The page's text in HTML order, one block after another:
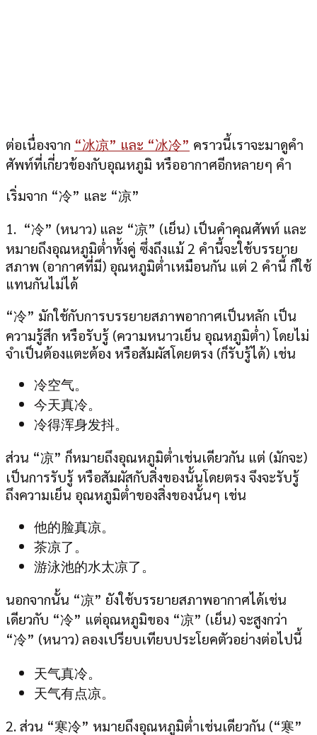
ต่อเนื่องจาก “冰凉” และ “冰冷” คราวนี้เราจะมาดูคำ
ศัพท์ที่เกี่ยวข้องกับอุณหภูมิ หรืออากาศอีกหลายๆ คำ
เริ่มจาก “冷” และ “凉”
1. “冷” (หนาว) และ “凉” (เย็น) เป็นคำคุณศัพท์ และ
หมายถึงอุณหภูมิต่ำทั้งคู่ ซึ่งถึงแม้ 2 คำนี้จะใช้บรรยาย
สภาพ (อากาศที่มี) อุณหภูมิต่ำเหมือนกัน แต่ 2 คำนี้ ก็ใช้
แทนกันไม่ได้
“冷” มักใช้กับการบรรยายสภาพอากาศเป็นหลัก เป็น
ความรู้สึก หรือรับรู้ (ความหนาวเย็น อุณหภูมิต่ำ) โดยไม่
จำเป็นต้องแตะต้อง หรือสัมผัสโดยตรง (ก็รับรู้ได้) เช่น
冷空气。
今天真冷。
冷得浑身发抖。
ส่วน “凉” ก็หมายถึงอุณหภูมิต่ำเช่นเดียวกัน แต่ (มักจะ)
เป็นการรับรู้ หรือสัมผัสกับสิ่งของนั้นโดยตรง จึงจะรับรู้
ถึงความเย็น อุณหภูมิต่ำของสิ่งของนั้นๆ เช่น
他的脸真凉。
茶凉了。
游泳池的水太凉了。
นอกจากนั้น “凉” ยังใช้บรรยายสภาพอากาศได้เช่น
เดียวกับ “冷” แต่อุณหภูมิของ “凉” (เย็น) จะสูงกว่า
“冷” (หนาว) ลองเปรียบเทียบประโยคตัวอย่างต่อไปนี้
天气真冷。
天气有点凉。
2. ส่วน “寒冷” หมายถึงอุณหภูมิต่ำเช่นเดียวกัน (“寒”